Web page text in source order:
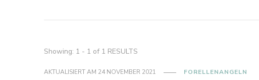
Showing: 1 - 1 of 1 RESULTS
AKTUALISIERT AM 24 NOVEMBER 2021 FORELLENANGELN